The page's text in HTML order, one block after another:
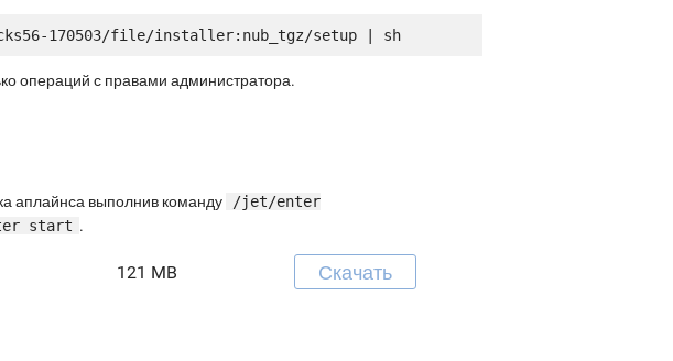
операций с правами администратора.
аплайнса выполнив команду
/jet/enter
start .
121 MB Скачать